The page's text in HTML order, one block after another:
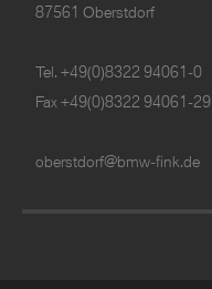
87561 Oberstdorf
Tel. +49(0)8322 94061-0
Fax +49(0)8322 94061-29
oberstdorf@bmw-fink.de